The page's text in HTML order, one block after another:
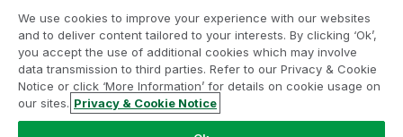
Acordos legais
Termos do produto
Legal Policies
Políticas Legais
Termos de uso
Marcas comerciais
Do Not Share My Info
We use cookies to improve your experience with our websites
and to deliver content tailored to your interests. By clicking ‘Ok’,
you accept the use of additional cookies which may involve
data transmission to third parties. Refer to our Privacy & Cookie
Notice or click ‘More Information’ for details on cookie usage on
our sites. Privacy & Cookie Notice